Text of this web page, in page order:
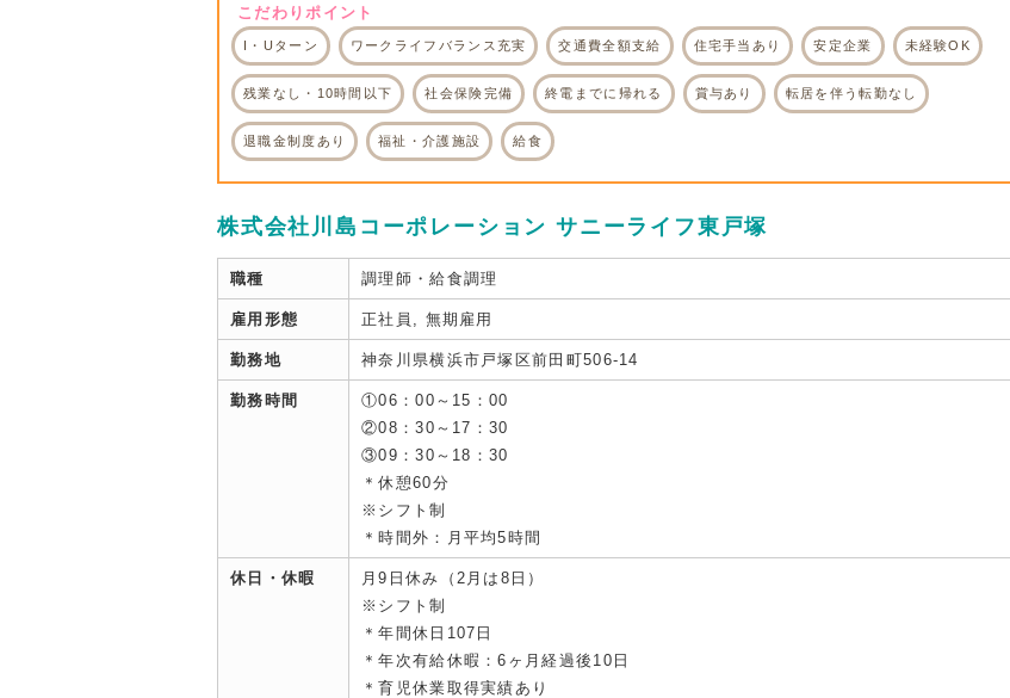
こだわりポイント
I・Uターン ワークライフバランス充実 交通費全額支給 住宅手当あり 安定企業 未経験OK
残業なし・10時間以下 社会保険完備 終電までに帰れる 賞与あり 転居を伴う転勤なし
退職金制度あり 福祉・介護施設 給食
株式会社川島コーポレーション サニーライフ東戸塚
職種 調理師・給食調理
雇用形態 正社員, 無期雇用
勤務地 神奈川県横浜市戸塚区前田町506-14
勤務時間
①06：00～15：00
②08：30～17：30
③09：30～18：30
＊休憩60分
※シフト制
＊時間外：月平均5時間
休日・休暇
月9日休み（2月は8日）
※シフト制
＊年間休日107日
＊年次有給休暇：6ヶ月経過後10日
＊育児休業取得実績あり